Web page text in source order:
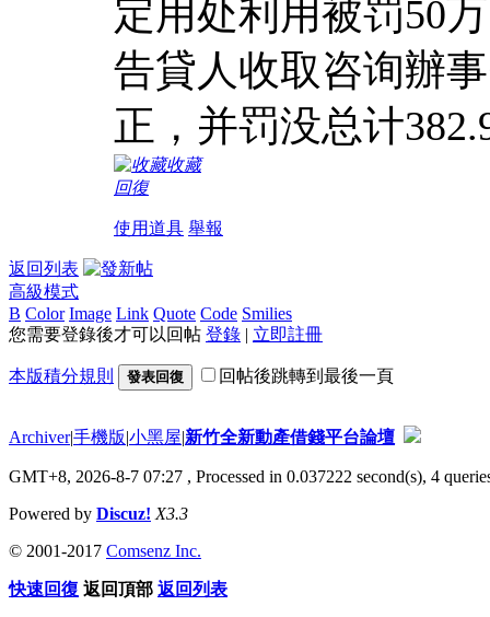
定用处利用被罚50
告貸人收取咨询辦
正，并罚没总计
收藏
回復
使用道具 舉報
返回列表
高級模式
B Color Image Link Quote Code Smilies
您需要登錄後才可以回帖 登錄 | 立即註冊
本版積分規則 發表回復 回帖後跳轉到最後一頁
Archiver|手機版|小黑屋|新竹全新動產借錢平台論壇
GMT+8, 2026-8-7 07:27 , Processed in 0.037222 second(s), 4
Powered by Discuz! X3.3
© 2001-2017 Comsenz Inc.
快速回復 返回頂部 返回列表